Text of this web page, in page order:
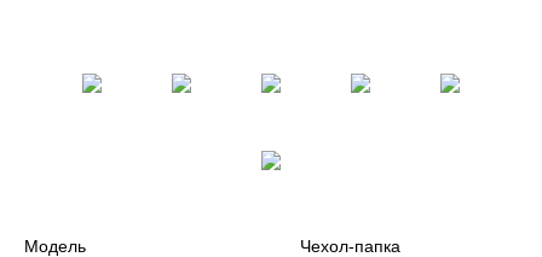
Модель
Чехол-папка